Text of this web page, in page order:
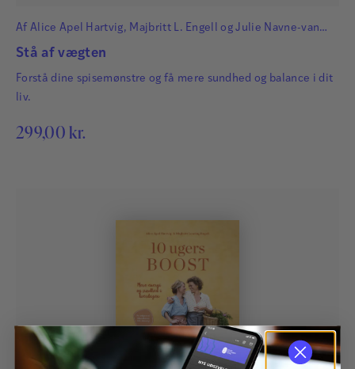
Af Alice Apel Hartvig, Majbritt L. Engell ogJulie Navne-van
Vliet
Stå af vægten
Forstå dine spisemønstre og få mere sundhed og balance i dit
liv.
299,00 kr.